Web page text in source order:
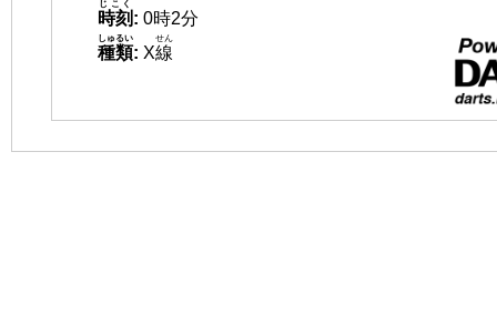
時刻
じこく
: 0時2分
種類
しゅるい
: X線
せん